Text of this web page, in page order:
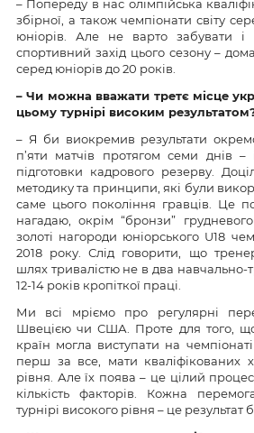
– Попереду в нас олімпійська
збірної, а також чемпіонати світу
юніорів. Але не варто забувати
спортивний захід цього сезону –
серед юніорів до 20 років.
– Чи можна вважати третє місце
цьому турнірі високим
– Я би виокремив результати
п’яти матчів протягом семи днів –
підготовки кадрового резерву.
методику та принципи, які були
саме цього покоління гравців. Це
нагадаю, окрім “бронзи”
золоті нагороди юніорського U18
2018 року. Слід говорити, що
шлях тривалістю не в два навчально-
12-14 років кропіткої праці.
Ми всі мріємо про регулярні
Швецією чи США. Проте для того,
країн могла виступати на
перш за все, мати кваліфікованих
рівня. Але їх поява – це цілий
кількість факторів. Кожна
турнірі високого рівня – це результат